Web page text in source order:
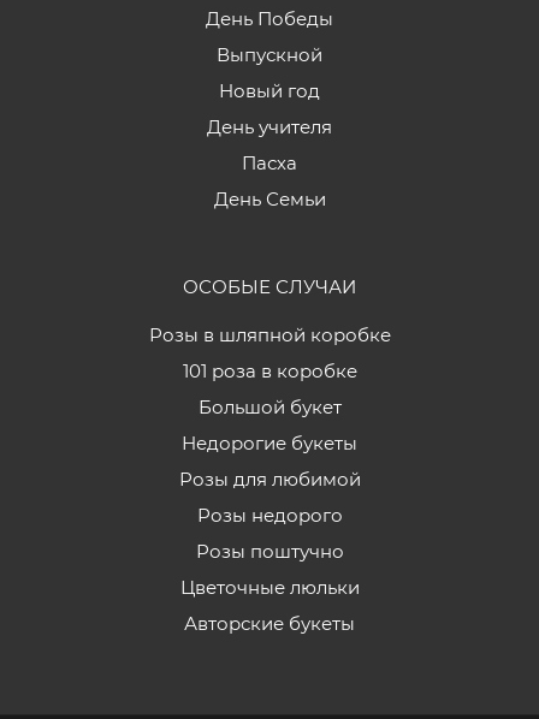
День Победы
Выпускной
Новый год
День учителя
Пасха
День Семьи
ОСОБЫЕ СЛУЧАИ
Розы в шляпной коробке
101 роза в коробке
Большой букет
Недорогие букеты
Розы для любимой
Розы недорого
Розы поштучно
Цветочные люльки
Авторские букеты